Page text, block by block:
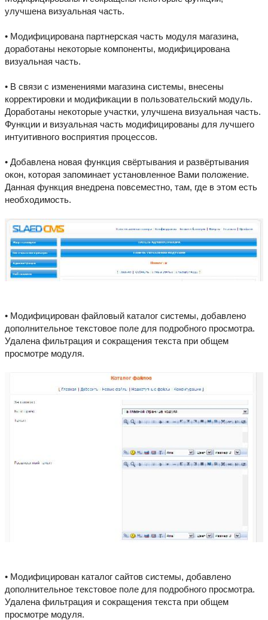
улучшена визуальная часть.
• Модифицирована партнерская часть модуля магазина,
доработаны некоторые компоненты, модифицирована
визуальная часть.
• В связи с изменениями магазина системы, внесены
корректировки и модификации в пользовательский модуль.
Доработаны некоторые участки, улучшена визуальная часть.
Функции и визуальная часть модифицированы для лучшего
интуитивного восприятия процессов.
• Добавлена новая функция свёртывания и развёртывания
окон, которая запоминает установленное Вами положение.
Данная функция внедрена повсеместно, там, где в этом есть
необходимость.
• Модифицирован файловый каталог системы, добавлено
дополнительное текстовое поле для подробного просмотра.
Удалена фильтрация и сокращения текста при общем
просмотре модуля.
• Модифицирован каталог сайтов системы, добавлено
дополнительное текстовое поле для подробного просмотра.
Удалена фильтрация и сокращения текста при общем
просмотре модуля.